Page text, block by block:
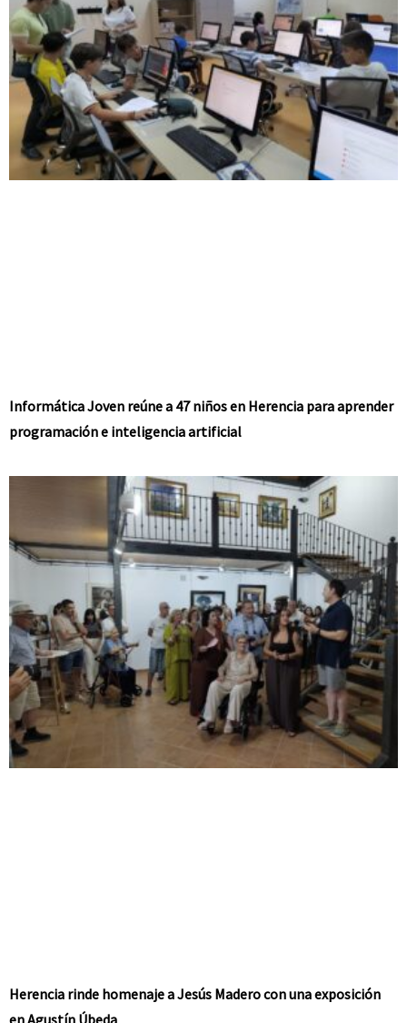
Informática Joven reúne a 47 niños en Herencia para aprender
programación e inteligencia artificial
Herencia rinde homenaje a Jesús Madero con una exposición